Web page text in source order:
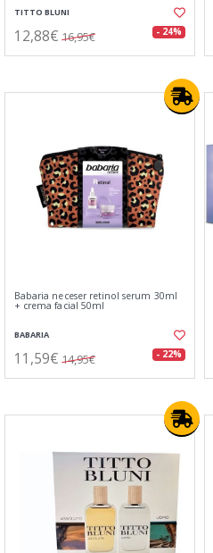
TITTO BLUNI
12,88€ 16,95€ - 24%
Babaria neceser retinol serum 30ml
+ crema facial 50ml
BABARIA
11,59€ 14,95€ - 22%